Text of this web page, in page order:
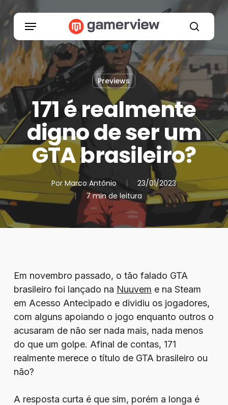
to
content
search
Menu
Previews
171 é realmente
digno de ser um
GTA brasileiro?
Por Marco Antônio
23/01/2023
7 min de leitura
Em novembro passado, o tão falado GTA
brasileiro foi lançado na Nuuvem e na Steam
em Acesso Antecipado e dividiu os jogadores,
com alguns apoiando o jogo enquanto outros o
acusaram de não ser nada mais, nada menos
do que um golpe. Afinal de contas, 171
realmente merece o título de GTA brasileiro ou
não?
A resposta curta é que sim, porém a longa é